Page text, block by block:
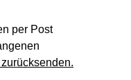
per Post